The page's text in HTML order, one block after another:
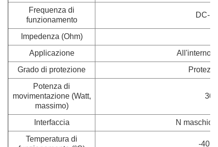
Frequenza di
funzionamento
DC-
Impedenza (Ohm)
Applicazione
All'interno
Grado di protezione
Potenza di
movimentazione (Watt,
massimo)
Interfaccia
N maschio
Temperatura di
-40 ~